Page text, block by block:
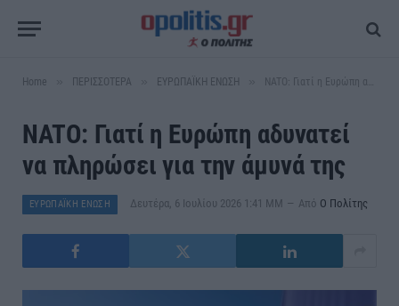
Home ΠΕΡΙΣΣΟΤΕΡΑ ΕΥΡΩΠΑΪΚΗ ΕΝΩΣΗ NATO: Γιατί η Ευρώπη αδυνατεί να πληρώσει για την άμυνά της
NATO: Γιατί η Ευρώπη αδυνατεί
να πληρώσει για την άμυνά της
ΕΥΡΩΠΑΪΚΗ ΕΝΩΣΗ Δευτέρα, 6 Ιουλίου 2026 1:41 ΜΜ Από Ο Πολίτης